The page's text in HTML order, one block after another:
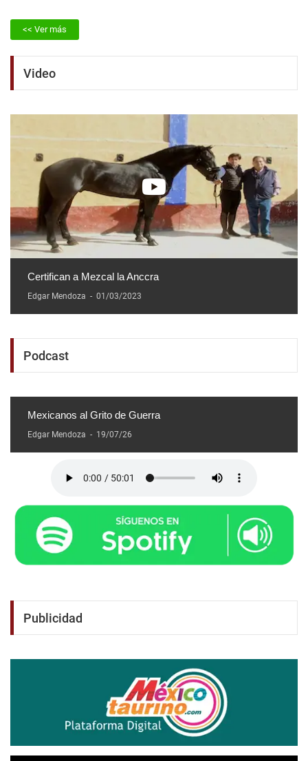
<< Ver más
Video
Certifican a Mezcal la Anccra
Edgar Mendoza - 01/03/2023
Podcast
Mexicanos al Grito de Guerra
Edgar Mendoza - 19/07/26
Publicidad